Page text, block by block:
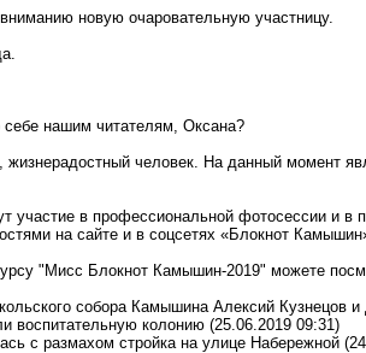
новую очаровательную участницу.
себе нашим читателям, Оксана?
человек. На данный момент
участие в профессиональной фотосессии и
на сайте и в соцсетях «Блокнот
"Мисс Блокнот Камышин-2019" можете
собора Камышина Алексий Кузнецов
воспитательную колонию (25.06.2019 09:31)
с размахом стройка на улице Набережной